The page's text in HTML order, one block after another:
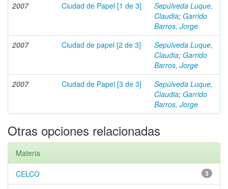
2007 Ciudad de Papel [1 de 3]
Sepúlveda Luque,
Claudia; Garrido
Barros, Jorge
2007
Ciudad de papel [2 de 3]
Sepúlveda Luque,
Claudia; Garrido
Barros, Jorge
2007
Ciudad de Papel [3 de 3]
Sepúlveda Luque,
Claudia; Garrido
Barros, Jorge
Otras opciones relacionadas
Materia
3
CELCO